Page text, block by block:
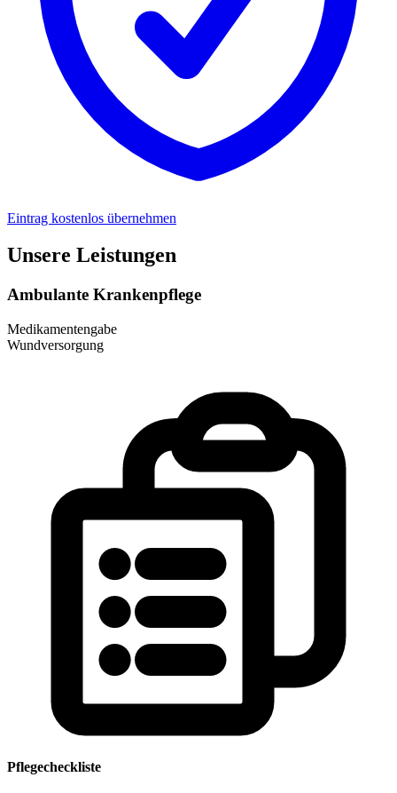
Eintrag kostenlos übernehmen
Unsere Leistungen
Ambulante Krankenpflege
Medikamentengabe
Wundversorgung
Pflegecheckliste